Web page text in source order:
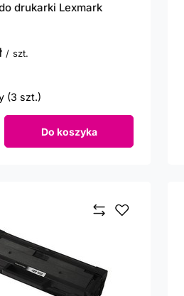
drukarki Lexmark
/ szt.
(3 szt.)
Do koszyka